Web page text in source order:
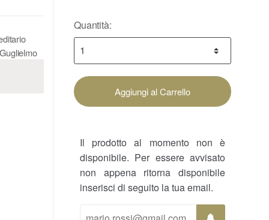
Quantità:
Aggiungi al Carrello
Il prodotto al momento non è
disponibile. Per essere avvisato
non appena ritorna disponibile
inserisci di seguito la tua email.